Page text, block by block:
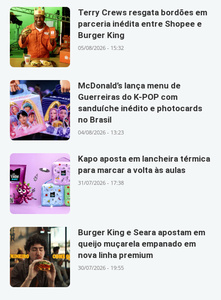
Terry Crews resgata bordões em
parceria inédita entre Shopee e
Burger King
05/08/2026 - 15:32
McDonald’s lança menu de
Guerreiras do K-POP com
sanduíche inédito e photocards
no Brasil
04/08/2026 - 13:23
Kapo aposta em lancheira térmica
para marcar a volta às aulas
31/07/2026 - 17:38
Burger King e Seara apostam em
queijo muçarela empanado em
nova linha premium
30/07/2026 - 19:55